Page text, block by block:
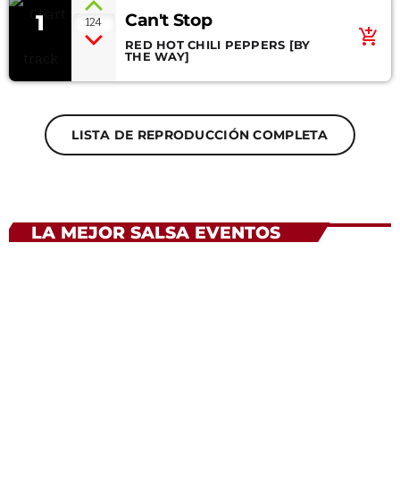
1 124 Can't Stop
RED HOT CHILI PEPPERS [BY
THE WAY]
add_shopping_cart
LISTA DE REPRODUCCIÓN COMPLETA
LA MEJOR SALSA EVENTOS